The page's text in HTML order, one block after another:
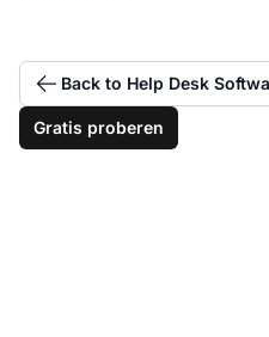
Back to Help Desk
Gratis proberen